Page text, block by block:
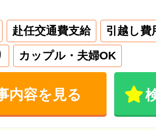
赴任交通費支給
引越し費
カップル・夫婦OK
内容を見る